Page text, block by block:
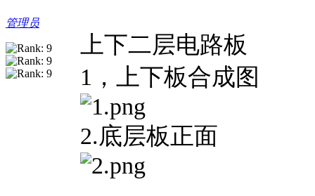
管理员
上下二层电路板
1，上下板合成图
2.底层板正面